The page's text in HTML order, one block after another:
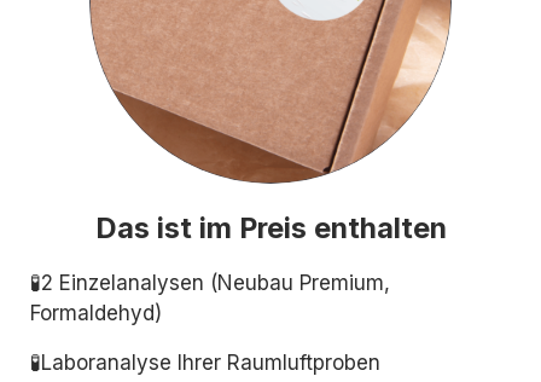
Das ist im Preis enthalten
🧪2 Einzelanalysen (Neubau Premium,
Formaldehyd)
🧪Laboranalyse Ihrer Raumluftproben